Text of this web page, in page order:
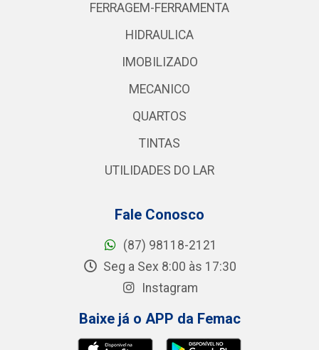
FERRAGEM-FERRAMENTA
HIDRAULICA
IMOBILIZADO
MECANICO
QUARTOS
TINTAS
UTILIDADES DO LAR
Fale Conosco
(87) 98118-2121
Seg a Sex 8:00 às 17:30
Instagram
Baixe já o APP da Femac